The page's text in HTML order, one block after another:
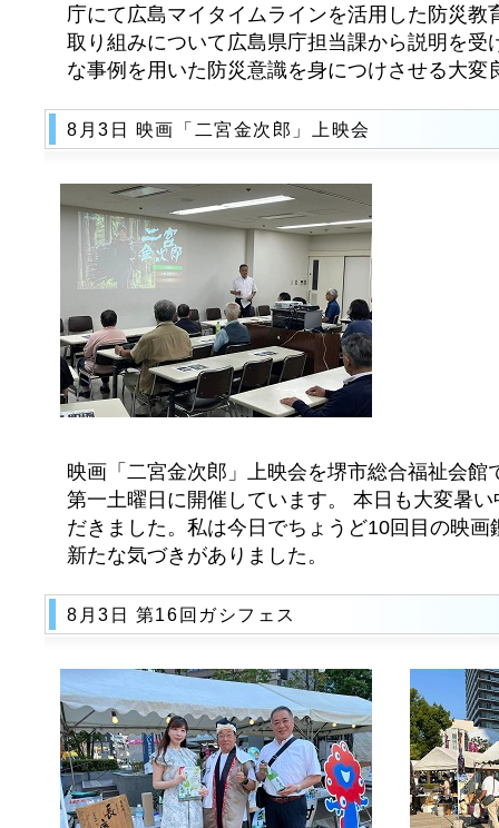
庁にて広島マイタイムラインを活用した防災教
取り組みについて広島県庁担当課から説明を受
な事例を用いた防災意識を身につけさせる大変
8月3日 映画「二宮金次郎」上映会
映画「二宮金次郎」上映会を堺市総合福祉会館
第一土曜日に開催しています。 本日も大変暑
だきました。私は今日でちょうど10回目の映
新たな気づきがありました。
8月3日 第16回ガシフェス